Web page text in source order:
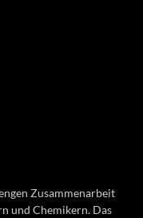
Zusammenarbeit
und Chemikern. Das